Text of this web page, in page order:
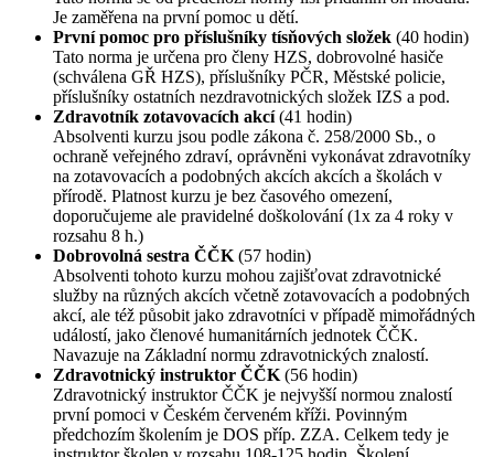
Je zaměřena na první pomoc u dětí.
První pomoc pro příslušníky tísňových složek (40 hodin)
Tato norma je určena pro členy HZS, dobrovolné hasiče
(schválena GŘ HZS), příslušníky PČR, Městské policie,
příslušníky ostatních nezdravotnických složek IZS a pod.
Zdravotník zotavovacích akcí(41 hodin)
Absolventi kurzu jsou podle zákona č. 258/2000 Sb., o
ochraně veřejného zdraví, oprávněni vykonávat zdravotníky
na zotavovacích a podobných akcích akcích a školách v
přírodě. Platnost kurzu je bez časového omezení,
doporučujeme ale pravidelné doškolování (1x za 4 roky v
rozsahu 8 h.)
Dobrovolná sestra ČČK (57 hodin)
Absolventi tohoto kurzu mohou zajišťovat zdravotnické
služby na různých akcích včetně zotavovacích a podobných
akcí, ale též působit jako zdravotníci v případě mimořádných
událostí, jako členové humanitárních jednotek ČČK.
Navazuje na Základní normu zdravotnických znalostí.
Zdravotnický instruktor ČČK (56 hodin)
Zdravotnický instruktor ČČK je nejvyšší normou znalostí
první pomoci v Českém červeném kříži. Povinným
předchozím školením je DOS příp. ZZA. Celkem tedy je